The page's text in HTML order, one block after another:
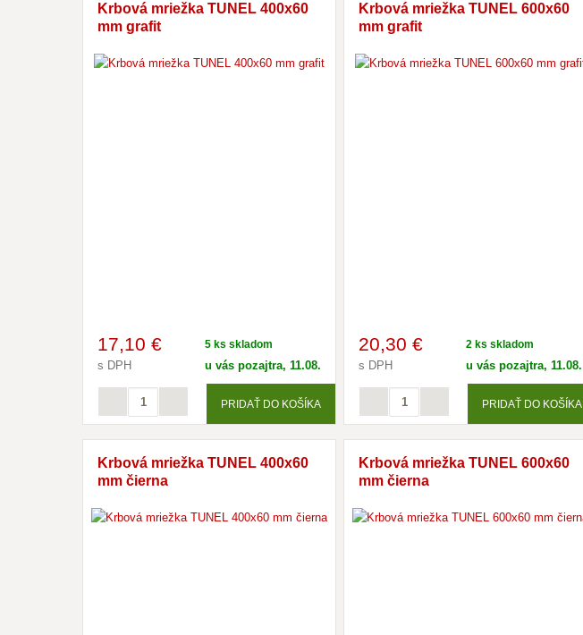
Krbová mriežka TUNEL 400x60
mm grafit
17,10 €
s DPH
5 ks skladom
u vás pozajtra, 11.08.
PRIDAŤ DO KOŠÍKA
Krbová mriežka TUNEL 600x60
mm grafit
20,30 €
s DPH
2 ks skladom
u vás pozajtra, 11.08.
PRIDAŤ DO KOŠÍKA
Krbová mriežka TUNEL 400x60
mm čierna
Krbová mriežka TUNEL 600x60
mm čierna